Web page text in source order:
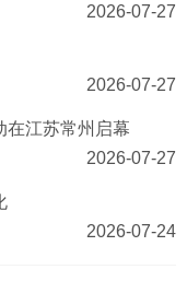
2026-07-27
2026-07-27
在江苏常州启幕
2026-07-27
2026-07-24